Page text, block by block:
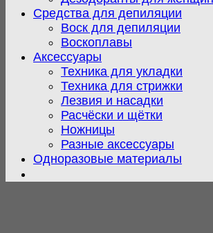
Средства для депиляции
Воск для депиляции
Воскоплавы
Аксессуары
Техника для укладки
Техника для стрижки
Лезвия и насадки
Расчёски и щётки
Ножницы
Разные аксессуары
Одноразовые материалы